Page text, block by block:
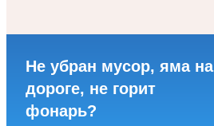
Не убран мусор, яма на
дороге, не горит
фонарь?